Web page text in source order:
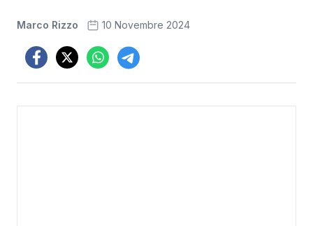
Marco Rizzo 10 Novembre 2024